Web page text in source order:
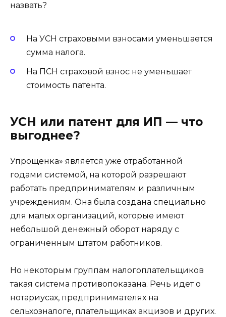
назвать?
На УСН страховыми взносами уменьшается
сумма налога.
На ПСН страховой взнос не уменьшает
стоимость патента.
УСН или патент для ИП — что
выгоднее?
Упрощенка» является уже отработанной
годами системой, на которой разрешают
работать предпринимателям и различным
учреждениям. Она была создана специально
для малых организаций, которые имеют
небольшой денежный оборот наряду с
ограниченным штатом работников.
Но некоторым группам налогоплательщиков
такая система противопоказана. Речь идет о
нотариусах, предпринимателях на
сельхозналоге, плательщиках акцизов и других.